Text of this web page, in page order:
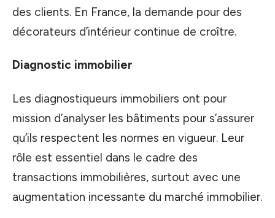
des clients. En France, la demande pour des
décorateurs d’intérieur continue de croître.
Diagnostic immobilier
Les diagnostiqueurs immobiliers ont pour
mission d’analyser les bâtiments pour s’assurer
qu’ils respectent les normes en vigueur. Leur
rôle est essentiel dans le cadre des
transactions immobilières, surtout avec une
augmentation incessante du marché immobilier.